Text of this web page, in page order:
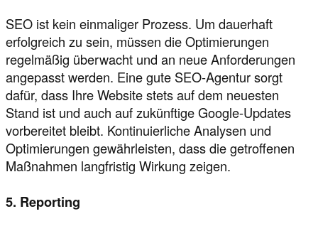
SEO ist kein einmaliger Prozess. Um dauerhaft
erfolgreich zu sein, müssen die Optimierungen
regelmäßig überwacht und an neue Anforderungen
angepasst werden. Eine gute SEO-Agentur sorgt
dafür, dass Ihre Website stets auf dem neuesten
Stand ist und auch auf zukünftige Google-Updates
vorbereitet bleibt. Kontinuierliche Analysen und
Optimierungen gewährleisten, dass die getroffenen
Maßnahmen langfristig Wirkung zeigen.
5. Reporting